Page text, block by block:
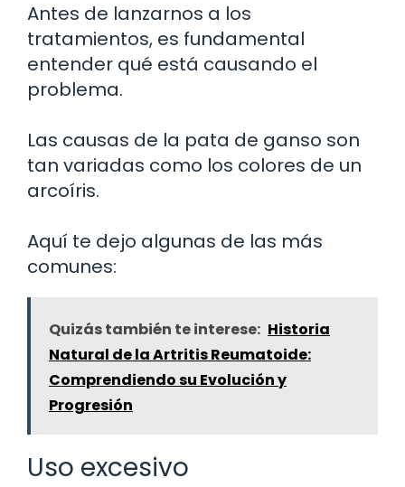
Antes de lanzarnos a los
tratamientos, es fundamental
entender qué está causando el
problema.
Las causas de la pata de ganso son
tan variadas como los colores de un
arcoíris.
Aquí te dejo algunas de las más
comunes:
Quizás también te interese: Historia
Natural de la Artritis Reumatoide:
Comprendiendo su Evolución y
Progresión
Uso excesivo